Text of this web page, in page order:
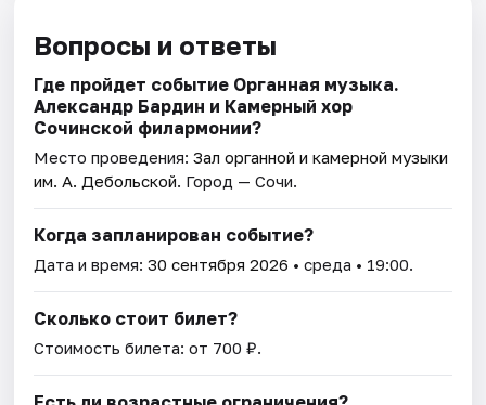
Вопросы и ответы
Где пройдет событие Органная музыка.
Александр Бардин и Камерный хор
Сочинской филармонии?
Место проведения:Зал органной и камерной музыки
им. А. Дебольской. Город — Сочи.
Когда запланирован событие?
Дата и время:30 сентября 2026 • среда • 19:00.
Сколько стоит билет?
Стоимость билета: от 700 ₽.